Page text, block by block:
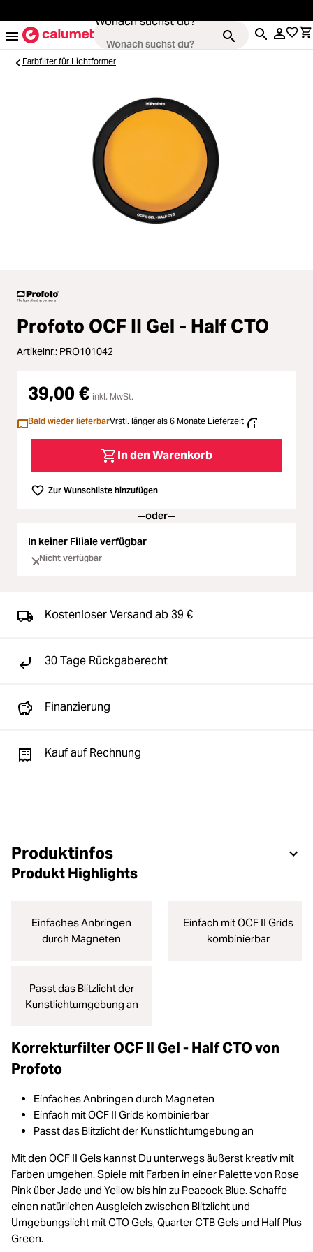
Wonach suchst du?
Kameras
Objektive
Video & Drohnen
Loading... Zubehör
Loading... Licht & Studio
Loading... Bildbearbeitung
Loading... Ferngläser
Loading... Second Hand
Loading...
Farbfilter für Lichtformer
Profoto OCF II Gel - Half CTO
Artikelnr.: PRO101042
39,00 € inkl. MwSt.
Bald wieder lieferbarVrstl. länger als 6 Monate Lieferzeit
In den Warenkorb
Zur Wunschliste hinzufügen
oder
In keiner Filiale verfügbar
Nicht verfügbar
Kostenloser Versand ab 39 €
30 Tage Rückgaberecht
Finanzierung
Kauf auf Rechnung
Produktinfos
Produkt Highlights
Einfaches Anbringen
durch Magneten
Einfach mit OCF II Grids
kombinierbar
Passt das Blitzlicht der
Kunstlichtumgebung an
Korrekturfilter OCF II Gel - Half CTO von
Profoto
Einfaches Anbringen durch Magneten
Einfach mit OCF II Grids kombinierbar
Passt das Blitzlicht der Kunstlichtumgebung an
Mit den OCF II Gels kannst Du unterwegs äußerst kreativ mit
Farben umgehen. Spiele mit Farben in einer Palette von Rose
Pink über Jade und Yellow bis hin zu Peacock Blue. Schaffe
einen natürlichen Ausgleich zwischen Blitzlicht und
Umgebungslicht mit CTO Gels, Quarter CTB Gels und Half Plus
Green.